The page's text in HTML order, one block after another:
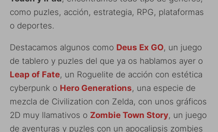
como puzles, acción, estrategia, RPG, plataformas
o deportes.
Destacamos algunos como Deus Ex GO, un juego
de tablero y puzles del que ya os hablamos ayer o
Leap of Fate, un Roguelite de acción con estética
cyberpunk o Hero Generations, una especie de
mezcla de Civilization con Zelda, con unos gráficos
2D muy llamativos o Zombie Town Story, un juego
de aventuras y puzles con un apocalipsis zombies